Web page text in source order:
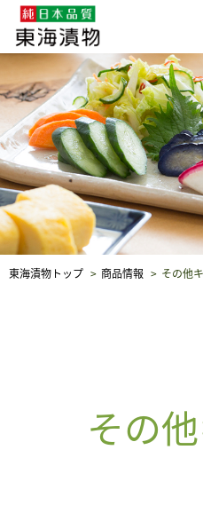
企業・
東海漬物トップ 商品情報 その他
その